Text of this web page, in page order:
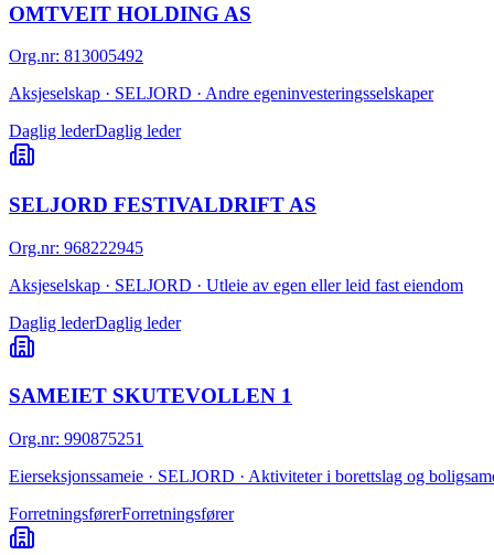
OMTVEIT HOLDING AS
Org.nr: 813005492
Aksjeselskap · SELJORD · Andre egeninvesteringsselskaper
Daglig lederDaglig leder
SELJORD FESTIVALDRIFT AS
Org.nr: 968222945
Aksjeselskap · SELJORD · Utleie av egen eller leid fast eiendom
Daglig lederDaglig leder
SAMEIET SKUTEVOLLEN 1
Org.nr: 990875251
Eierseksjonssameie · SELJORD · Aktiviteter i borettslag og
ForretningsførerForretningsfører